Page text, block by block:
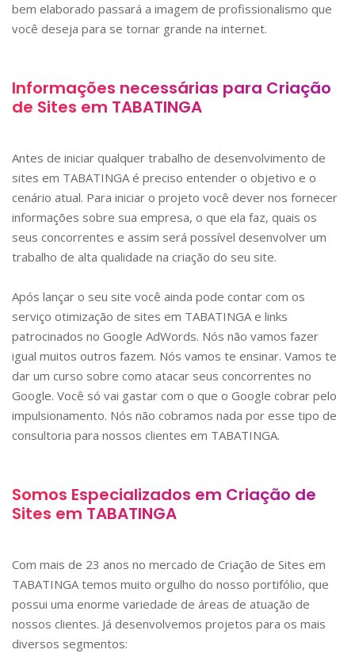
bem elaborado passará a imagem de profissionalismo que
você deseja para se tornar grande na internet.
Informações necessárias para Criação
de Sites em TABATINGA
Antes de iniciar qualquer trabalho de desenvolvimento de
sites em TABATINGAé preciso entender o objetivo e o
cenário atual. Para iniciar o projeto você dever nos fornecer
informações sobre sua empresa, o que ela faz, quais os
seus concorrentes e assim será possível desenvolver um
trabalho de alta qualidade na criação do seu site.
Após lançar o seu site você ainda pode contar com os
serviço otimização de sites em TABATINGAe links
patrocinados no Google AdWords. Nós não vamos fazer
igual muitos outros fazem. Nós vamos te ensinar. Vamos te
dar um curso sobre como atacar seus concorrentes no
Google. Você só vai gastar com o que o Google cobrar pelo
impulsionamento. Nós não cobramos nada por esse tipo de
consultoria para nossos clientes em TABATINGA.
Somos Especializados em Criação de
Sites em TABATINGA
Com mais de 23 anos no mercado de Criação de Sites em
TABATINGAtemos muito orgulho do nosso portifólio, que
possui uma enorme variedade de áreas de atuação de
nossos clientes. Já desenvolvemos projetos para os mais
diversos segmentos: